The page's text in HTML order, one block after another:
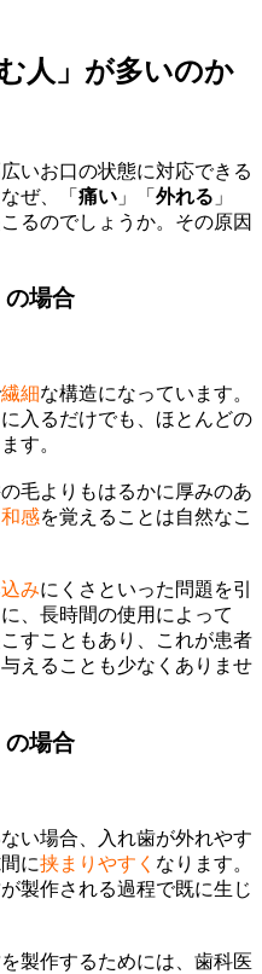
人」が多いのか
いお口の状態に対応できる
ぜ、「 痛い 」「 外れる 」
るのでしょうか。その原因
場合
繊細な構造になっています。
入るだけでも、ほとんどの
す。
毛よりもはるかに厚みのあ
感を覚えることは自然なこ
みにくさといった問題を引
、長時間の使用によって
すこともあり、これが患者
えることも少なくありませ
場合
い場合、入れ歯が外れやす
に挟まりやすく なります。
製作される過程で既に生じ
製作するためには、歯科医